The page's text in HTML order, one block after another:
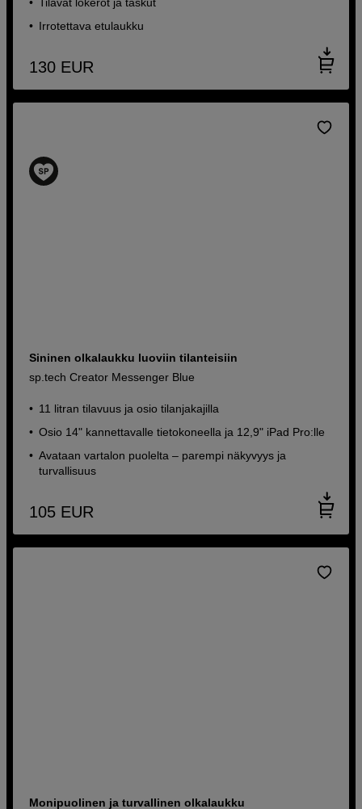
Irrotettava etulaukku
130 EUR
Sininen olkalaukku luoviin tilanteisiin
sp.tech Creator Messenger Blue
11 litran tilavuus ja osio tilanjakajilla
Osio 14" kannettavalle tietokoneella ja 12,9" iPad Pro:lle
Avataan vartalon puolelta – parempi näkyvyys ja
turvallisuus
105 EUR
Monipuolinen ja turvallinen olkalaukku